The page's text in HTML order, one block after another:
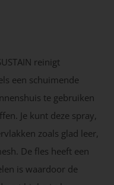
reinigt
een schuimende
te gebruiken
Je kunt deze spray,
zoals glad leer,
De fles heeft een
is waardoor de